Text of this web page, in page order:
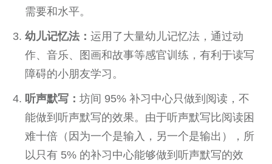
需要和水平。
幼儿记忆法： 运用了大量幼儿记忆法，通过动
作、音乐、图画和故事等感官训练，有利于读写
障碍的小朋友学习。
听声默写： 坊间 95% 补习中心只做到阅读，不
能做到听声默写的效果。由于听声默写比阅读困
难十倍（因为一个是输入，另一个是输出），所
以只有 5% 的补习中心能够做到听声默写的效